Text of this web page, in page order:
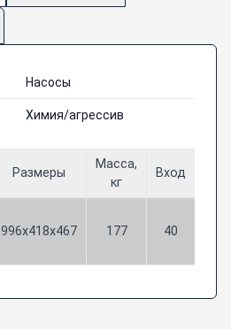
Насосы
Химия/агрессив
Размеры
Масса,
кг
Вход
996х418х467 177 40